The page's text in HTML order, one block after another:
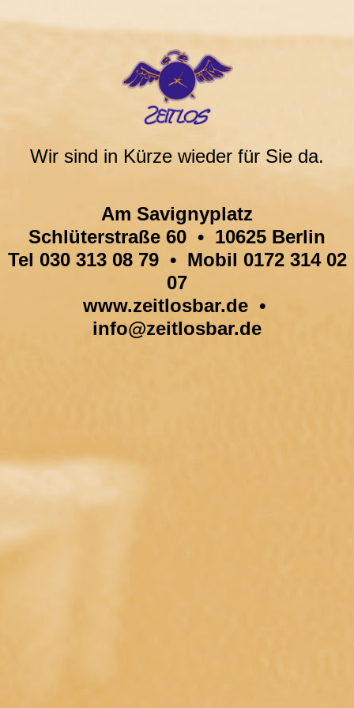
Wir sind in Kürze wieder für Sie da.
Am Savignyplatz
Schlüterstraße 60 • 10625 Berlin
Tel 030 313 08 79 • Mobil 0172 314 02
07
www.zeitlosbar.de •
info@zeitlosbar.de